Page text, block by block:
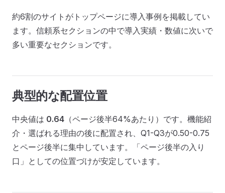
約6割のサイトがトップページに導入事例を掲載してい
ます。信頼系セクションの中で導入実績・数値に次いで
多い重要なセクションです。
典型的な配置位置
中央値は 0.64 （ページ後半64%あたり）です。機能紹
介・選ばれる理由の後に配置され、Q1-Q3が0.50-0.75
とページ後半に集中しています。「ページ後半の入り
口」としての位置づけが安定しています。